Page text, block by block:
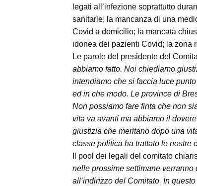
legati all’infezione soprattutto
sanitarie; la mancanza di una
Covid a domicilio; la mancata
idonea dei pazienti Covid; la zona
Le parole del presidente del
abbiamo fatto. Noi chiediamo
intendiamo che si faccia luce
ed in che modo. Le province di
Non possiamo fare finta che non
vita va avanti ma abbiamo il
giustizia che meritano dopo una
classe politica ha trattato le nostre
Il pool dei legali del comitato
nelle prossime settimane
all’indirizzo del Comitato. In